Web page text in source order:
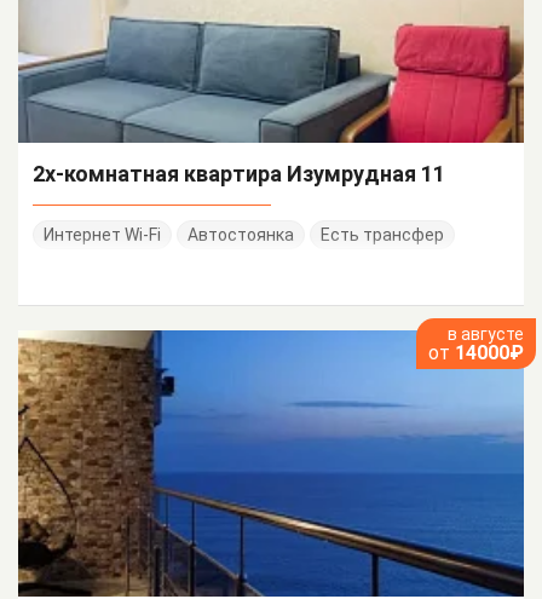
2х-комнатная квартира Изумрудная 11
Интернет Wi-Fi Автостоянка Есть трансфер
в августе
от 14000₽